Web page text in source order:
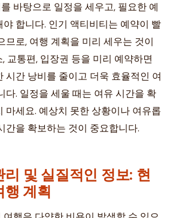
바탕으로 일정을 세우고, 필요한 예
합니다. 인기 액티비티는 예약이 빨
므로, 여행 계획을 미리 세우는 것이
교통편, 입장권 등을 미리 예약하면
시간 낭비를 줄이고 더욱 효율적인 여
다. 일정을 세울 때는 여유 시간을 확
마세요. 예상치 못한 상황이나 여유롭
간을 확보하는 것이 중요합니다.
리 및 실질적인 정보: 현
행 계획